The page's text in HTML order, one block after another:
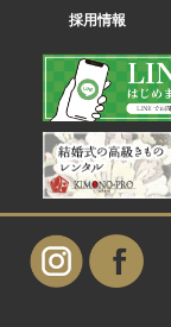
採用情報